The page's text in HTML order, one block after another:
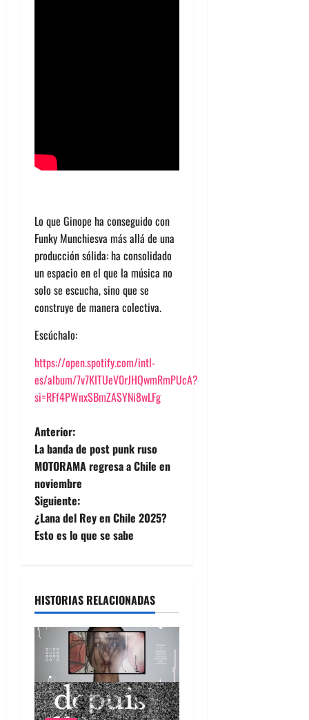
Lo que Ginope ha conseguido con
Funky Munchiesva más allá de una
producción sólida: ha consolidado
un espacio en el que la música no
solo se escucha, sino que se
construye de manera colectiva.
Escúchalo:
https://open.spotify.com/intl-
es/album/7v7KITUeV0rJHQwmRmPUcA?
si=RFf4PWnxSBmZASYNi8wLFg
N
a
v
e
c
i
n
Anterior:
La banda de post punk ruso
MOTORAMA regresa a Chile en
noviembre
Siguiente:
¿Lana del Rey en Chile 2025?
Esto es lo que se sabe
HISTORIAS RELACIONADAS